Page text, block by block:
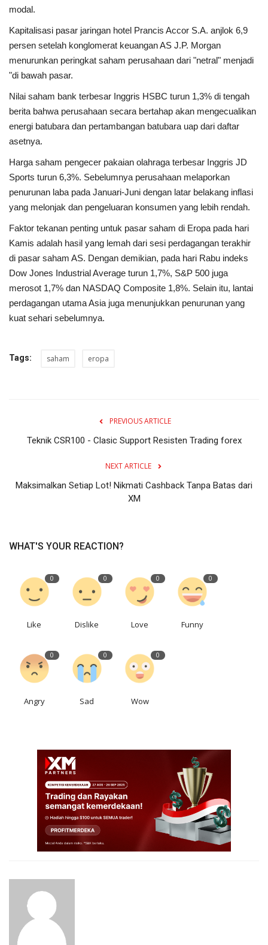
modal.
Kapitalisasi pasar jaringan hotel Prancis Accor S.A. anjlok 6,9
persen setelah konglomerat keuangan AS J.P. Morgan
menurunkan peringkat saham perusahaan dari "netral" menjadi
"di bawah pasar.
Nilai saham bank terbesar Inggris HSBC turun 1,3% di tengah
berita bahwa perusahaan secara bertahap akan mengecualikan
energi batubara dan pertambangan batubara uap dari daftar
asetnya.
Harga saham pengecer pakaian olahraga terbesar Inggris JD
Sports turun 6,3%. Sebelumnya perusahaan melaporkan
penurunan laba pada Januari-Juni dengan latar belakang inflasi
yang melonjak dan pengeluaran konsumen yang lebih rendah.
Faktor tekanan penting untuk pasar saham di Eropa pada hari
Kamis adalah hasil yang lemah dari sesi perdagangan terakhir
di pasar saham AS. Dengan demikian, pada hari Rabu indeks
Dow Jones Industrial Average turun 1,7%, S&P 500 juga
merosot 1,7% dan NASDAQ Composite 1,8%. Selain itu, lantai
perdagangan utama Asia juga menunjukkan penurunan yang
kuat sehari sebelumnya.
Tags: saham eropa
PREVIOUS ARTICLE
Teknik CSR100 - Clasic Support Resisten Trading forex
NEXT ARTICLE
Maksimalkan Setiap Lot! Nikmati Cashback Tanpa Batas dari
XM
WHAT'S YOUR REACTION?
0
Like
0
Dislike
0
Love
0
Funny
0
Angry
0
Sad
0
Wow